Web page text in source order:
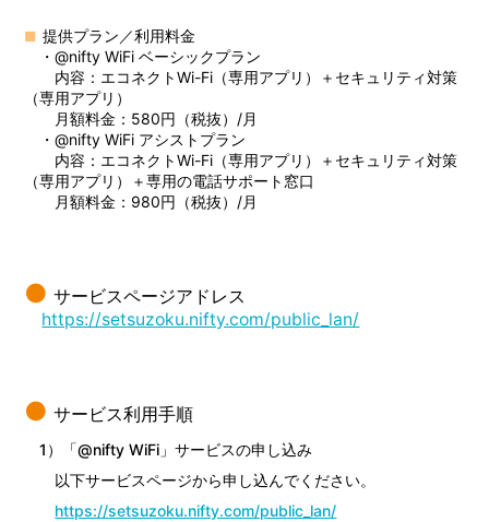
提供プラン／利用料金
・@nifty WiFi ベーシックプラン
内容：エコネクトWi-Fi（専用アプリ）＋セキュリティ対策
（専用アプリ）
月額料金：580円（税抜）/月
・@nifty WiFi アシストプラン
内容：エコネクトWi-Fi（専用アプリ）＋セキュリティ対策
（専用アプリ）＋専用の電話サポート窓口
月額料金：980円（税抜）/月
サービスページアドレス
https://setsuzoku.nifty.com/public_lan/
サービス利用手順
1）「@nifty WiFi」サービスの申し込み
以下サービスページから申し込んでください。
https://setsuzoku.nifty.com/public_lan/